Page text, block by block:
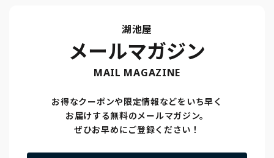
湖池屋
メールマガジン
MAIL MAGAZINE
お得なクーポンや限定情報などをいち早く
お届けする無料のメールマガジン。
ぜひお早めにご登録ください！